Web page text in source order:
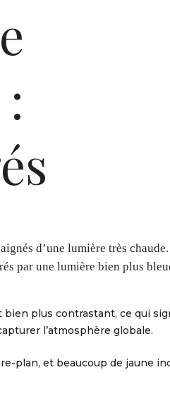
:
d’une lumière très chaude.
par une lumière bien plus
bien plus contrastant, ce qui
l’atmosphère globale.
plan, et beaucoup de jaune